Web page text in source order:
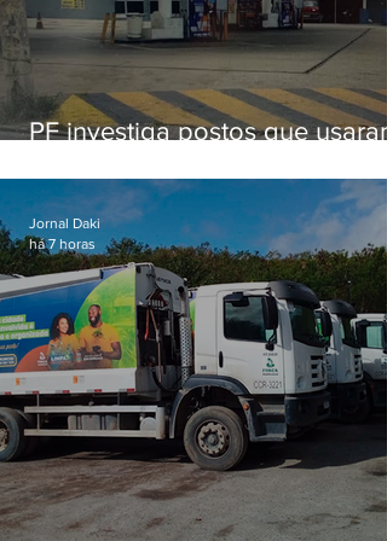
PF investiga postos que usaram
secretário morto em 2020
Jornal Daki
há 7 horas